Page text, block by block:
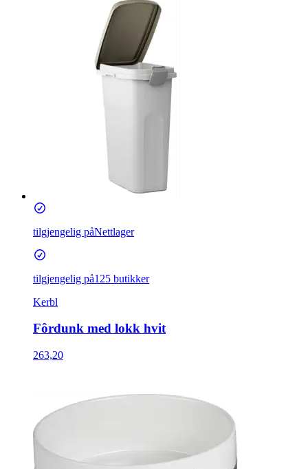
tilgjengelig påNettlager
tilgjengelig på125 butikker
Kerbl
Fôrdunk med lokk hvit
263,20